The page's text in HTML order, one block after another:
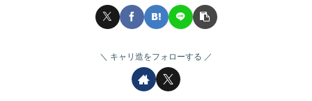
キャリ造をフォローする